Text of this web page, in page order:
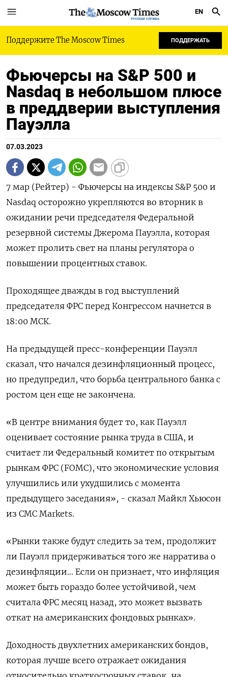
РУССКАЯ СЛУЖБА
EN
Поддержите The Moscow Times ПОДДЕРЖАТЬ
Фьючерсы на S&P 500 и
Nasdaq в небольшом плюсе
в преддверии выступления
Пауэлла
07.03.2023
7 мар (Рейтер) - Фьючерсы на индексы S&P 500 и
Nasdaq осторожно укрепляются во вторник в
ожидании речи председателя Федеральной
резервной системы Джерома Пауэлла, которая
может пролить свет на планы регулятора о
повышении процентных ставок.
Проходящее дважды в год выступлений
председателя ФРС перед Конгрессом начнется в
18:00 МСК.
На предыдущей пресс-конференции Пауэлл
сказал, что начался дезинфляционный процесс,
но предупредил, что борьба центрального банка с
ростом цен еще не закончена.
«В центре внимания будет то, как Пауэлл
оценивает состояние рынка труда в США, и
считает ли Федеральный комитет по открытым
рынкам ФРС (FOMC), что экономические условия
улучшились или ухудшились с момента
предыдущего заседания», - сказал Майкл Хьюсон
из CMC Markets.
«Рынки также будут следить за тем, продолжит
ли Пауэлл придерживаться того же нарратива о
дезинфляции... Если он признает, что инфляция
может быть гораздо более устойчивой, чем
считала ФРС месяц назад, это может вызвать
откат на американских фондовых рынках».
Доходность двухлетних американских бондов,
которая лучше всего отражает ожидания